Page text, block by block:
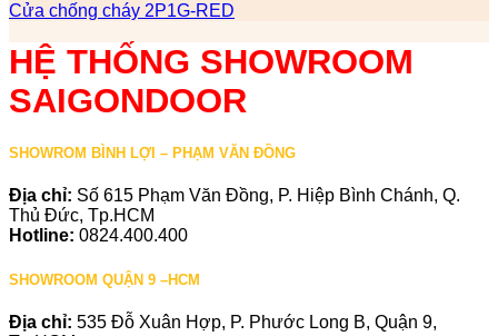
Cửa chống cháy 2P1G-RED
HỆ THỐNG SHOWROOM
SAIGONDOOR
SHOWROM BÌNH LỢI – PHẠM VĂN ĐỒNG
Địa chỉ: Số 615 Phạm Văn Đồng, P. Hiệp Bình Chánh, Q.
Thủ Đức, Tp.HCM
Hotline: 0824.400.400
SHOWROOM QUẬN 9 –HCM
Địa chỉ: 535 Đỗ Xuân Hợp, P. Phước Long B, Quận 9,